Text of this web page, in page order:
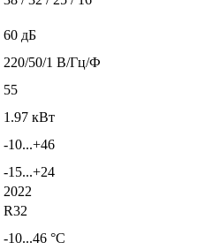
60 дБ
220/50/1 В/Гц/Ф
55
1.97 кВт
-10...+46
-15...+24
2022
R32
-10...46 °C